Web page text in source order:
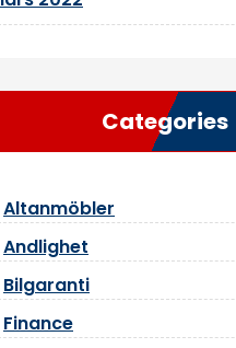
Categories
Altanmöbler
Andlighet
Bilgaranti
Finance